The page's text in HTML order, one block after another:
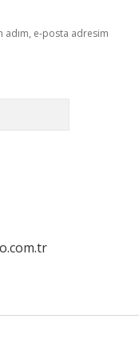
adım, e-posta adresim